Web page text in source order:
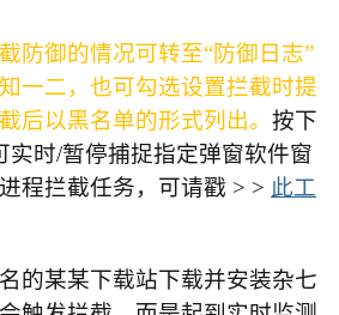
防御的情况可转至“防御日志”
一二，也可勾选设置拦截时提
后以黑名单的形式列出。 按下
实时/暂停捕捉指定弹窗软件窗
程拦截任务，可请戳 > > 此工
的某某下载站下载并安装杂七